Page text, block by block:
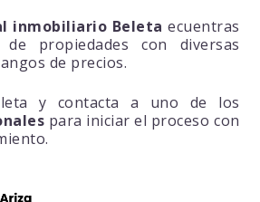
inmobiliario Beleta ecuentras
de propiedades con diversas
de precios.
y contacta a uno de los
para iniciar el proceso con